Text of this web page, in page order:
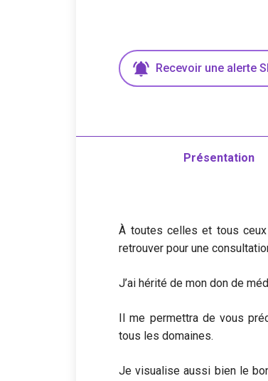
Recevoir une alerte
Présentation
À toutes celles et tous
retrouver pour une
J’ai hérité de mon don de
Il me permettra de vous
tous les domaines.
Je visualise aussi bien le